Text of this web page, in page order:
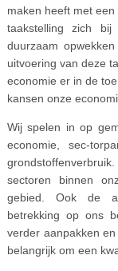
maken heeft met
taakstelling zich bij
duurzaam
uitvoering van deze
economie er in de
kansen onze
Wij spelen in op
economie, sec-
sectoren binnen
gebied. Ook de
betrekking op ons
verder aanpakken
belangrijk om een